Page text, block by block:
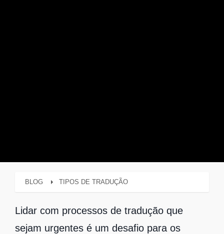
BLOG TIPOS DE TRADUÇÃO
Lidar com processos de tradução que
sejam urgentes é um desafio para os